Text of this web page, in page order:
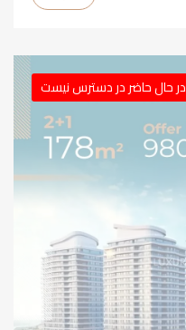
در حال حاضر در دسترس نیست